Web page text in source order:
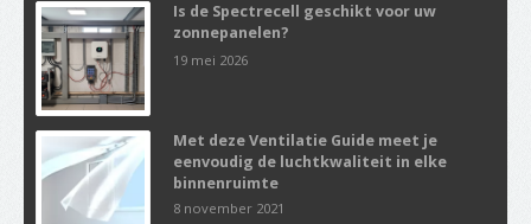
Is de Spectrecell geschikt voor uw
zonnepanelen?
19 mei 2026
Met deze Ventilatie Guide meet je
eenvoudig de luchtkwaliteit in elke
binnenruimte
8 november 2021